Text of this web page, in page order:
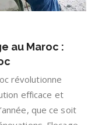
au Maroc :
révolutionne
efficace et
que ce soit